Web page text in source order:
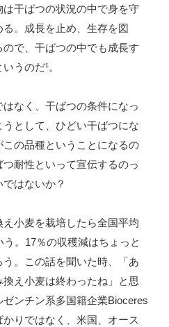
干ばつの状況の中で身を守
。成長を止め、生存を図
で、干ばつの中でも成長す
うのだ¹。
なく、干ばつの条件になっ
として、ひどい干ばつにな
の品種ということになるの
耐性といって宣伝するのっ
はないか？
小麦を栽培したら全国平均
。17％の収穫減はちょっと
。この話を聞いた時、「あ
え小麦は終わったね」と思
ンチン系多国籍企業Bioceres
りではなく、米国、オース